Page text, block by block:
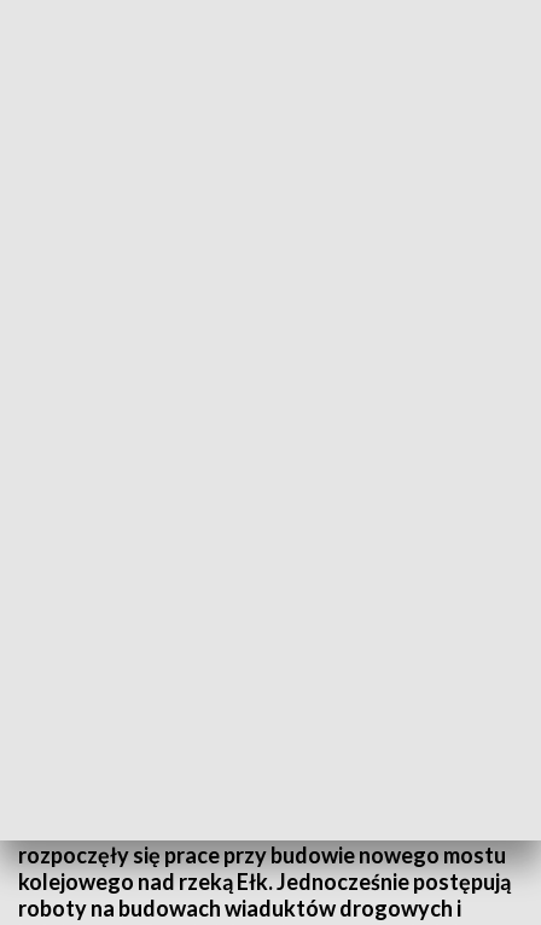
rozpoczęły się prace przy budowie nowego mostu
kolejowego nad rzeką Ełk. Jednocześnie postępują
roboty na budowach wiaduktów drogowych i